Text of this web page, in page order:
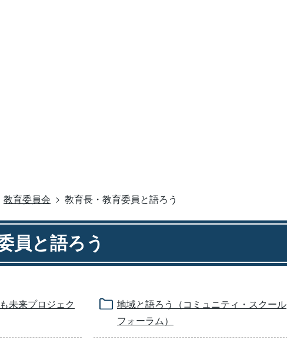
教育委員会 教育長・教育委員と語ろう
員と語ろう
未来プロジェク
地域と語ろう（コミュニティ・スクール
フォーラム）